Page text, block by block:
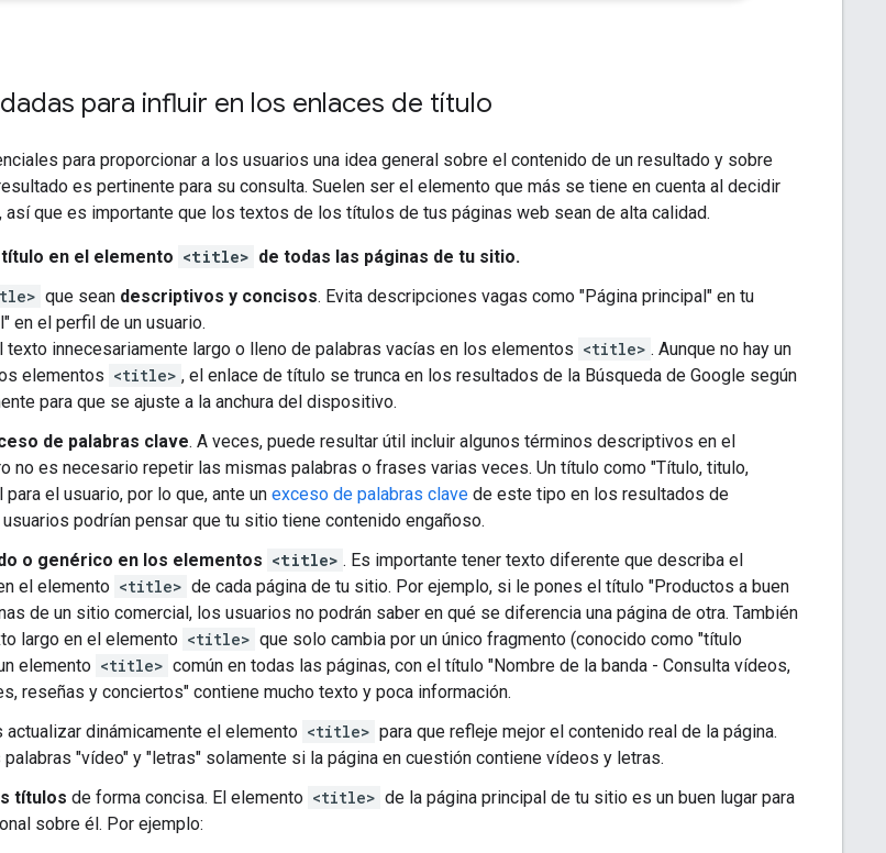
para influir en los enlaces de título
para proporcionar a los usuarios una idea general sobre el contenido de un resultado y sobre
es pertinente para su consulta. Suelen ser el elemento que más se tiene en cuenta al decidir
así que es importante que los textos de los títulos de tus páginas web sean de alta calidad.
título en el elemento <title> de todas las páginas de tu sitio.
que sean descriptivos y concisos. Evita descripciones vagas como "Página principal" en tu
en el perfil de un usuario.
texto innecesariamente largo o lleno de palabras vacías en los elementos <title> . Aunque no hay un
elementos <title> , el enlace de título se trunca en los resultados de la Búsqueda de Google según
para que se ajuste a la anchura del dispositivo.
de palabras clave. A veces, puede resultar útil incluir algunos términos descriptivos en el
no es necesario repetir las mismas palabras o frases varias veces. Un título como "Título, titulo,
para el usuario, por lo que, ante un exceso de palabras clave de este tipo en los resultados de
usuarios podrían pensar que tu sitio tiene contenido engañoso.
o genérico en los elementos <title> . Es importante tener texto diferente que describa el
el elemento <title> de cada página de tu sitio. Por ejemplo, si le pones el título "Productos a buen
de un sitio comercial, los usuarios no podrán saber en qué se diferencia una página de otra. También
largo en el elemento <title> que solo cambia por un único fragmento (conocido como "título
elemento <title> común en todas las páginas, con el título "Nombre de la banda - Consulta vídeos,
reseñas y conciertos" contiene mucho texto y poca información.
actualizar dinámicamente el elemento <title> para que refleje mejor el contenido real de la página.
palabras "vídeo" y "letras" solamente si la página en cuestión contiene vídeos y letras.
títulos de forma concisa. El elemento <title> de la página principal de tu sitio es un buen lugar para
sobre él. Por ejemplo: